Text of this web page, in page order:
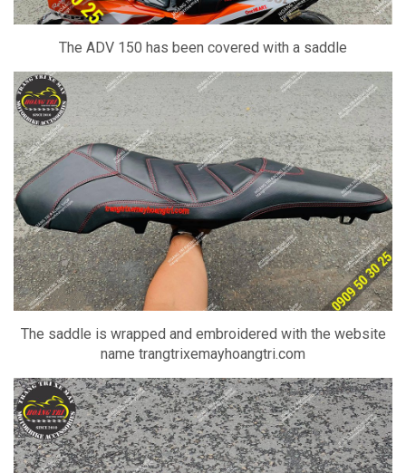
The ADV 150 has been covered with a saddle
The saddle is wrapped and embroidered with the website
name trangtrixemayhoangtri.com